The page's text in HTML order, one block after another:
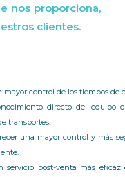
nos proporciona,
clientes.
mayor control de los tiempos de
directo del equipo
transportes.
una mayor control y más
servicio post-venta más